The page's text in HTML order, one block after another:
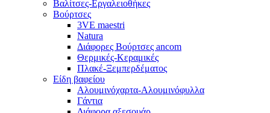
Βαλίτσες-Εργαλειοθήκες
Βούρτσες
3VE maestri
Natura
Διάφορες Βούρτσες ancom
Θερμικές-Κεραμικές
Πλακέ-Ξεμπερδέματος
Είδη βαφείου
Αλουμινόχαρτα-Αλουμινόφυλλα
Γάντια